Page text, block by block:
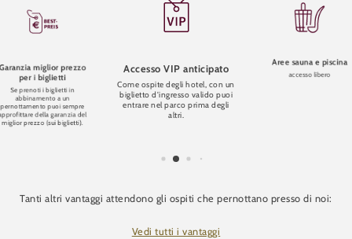
miglior prezzo
per i biglietti
Se prenoti i biglietti in
abbinamento a un
pernottamento puoi sempre
della garanzia del
miglior prezzo (sui biglietti).
Accesso VIP anticipato
Come ospite degli hotel, con un
biglietto d'ingresso valido puoi
entrare nel parco prima degli
altri.
Aree sauna e piscina
accesso libero
Tanti altri vantaggi attendono gli ospiti che pernottano presso di noi:
Vedi tutti i vantaggi